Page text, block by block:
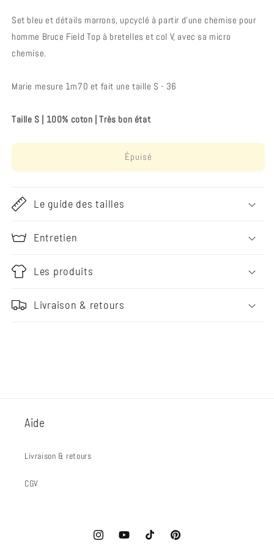
Set bleu et détails marrons, upcyclé à partir d’une chemise pour
homme Bruce Field Top à bretelles et col V, avec sa micro
chemise.
Marie mesure 1m70 et fait une taille S - 36
Taille S | 100% coton | Très bon état
Épuisé
Le guide des tailles
Entretien
Les produits
Livraison & retours
Aide
Livraison & retours
CGV
InstagramYouTubeTikTok Pinterest